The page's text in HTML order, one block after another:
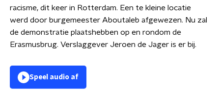
racisme, dit keer in Rotterdam. Een te kleine locatie
werd door burgemeester Aboutaleb afgewezen. Nu zal
de demonstratie plaatshebben op en rondom de
Erasmusbrug. Verslaggever Jeroen de Jager is er bij.
Speel audio af